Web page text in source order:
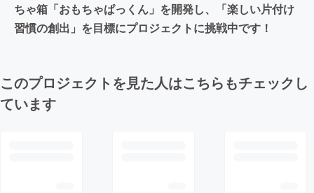
ちゃ箱「おもちゃぱっくん」を開発し、「楽しい片付け
習慣の創出」を目標にプロジェクトに挑戦中です！
このプロジェクトを見た人はこちらもチェックし
ています